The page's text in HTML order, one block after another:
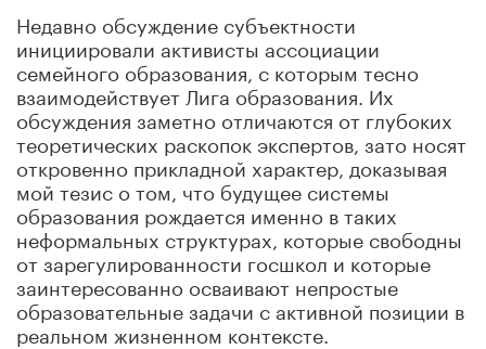
Недавно обсуждение субъектности
инициировали активисты ассоциации
семейного образования, с которым тесно
взаимодействует Лига образования. Их
обсуждения заметно отличаются от глубоких
теоретических раскопок экспертов, зато носят
откровенно прикладной характер, доказывая
мой тезис о том, что будущее системы
образования рождается именно в таких
неформальных структурах, которые свободны
от зарегулированности госшкол и которые
заинтересованно осваивают непростые
образовательные задачи с активной позиции в
реальном жизненном контексте.